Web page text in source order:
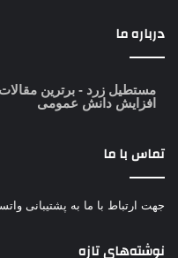
درباره ما
مستطیل زرد - برترین
افزایش دانش عمومی
تماس با ما
جهت ارتباط با ما به پشتیبانی واتساپ به شماره
نوشته‌های تازه